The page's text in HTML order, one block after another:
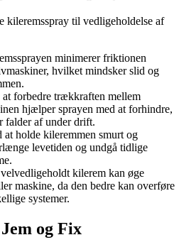
kileremsspray til vedligeholdelse af
minimerer friktionen
hvilket mindsker slid og
forbedre trækkraften mellem
hjælper sprayen med at forhindre,
falder af under drift.
holde kileremmen smurt og
levetiden og undgå tidlige
kilerem kan øge
maskine, da den bedre kan overføre
systemer.
og Fix